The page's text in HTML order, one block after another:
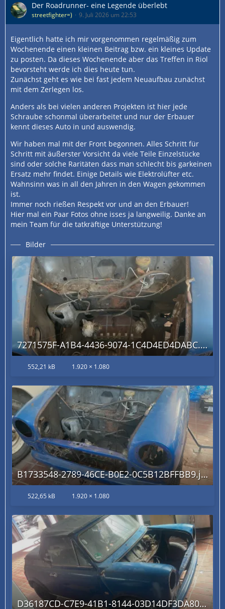
Der Roadrunner- eine Legende überlebt
streetfighter=) 9. Juli 2026 um 22:53
Eigentlich hatte ich mir vorgenommen regelmäßig zum
Wochenende einen kleinen Beitrag bzw. ein kleines Update
zu posten. Da dieses Wochenende aber das Treffen in Riol
bevorsteht werde ich dies heute tun.
Zunächst geht es wie bei fast jedem Neuaufbau zunächst
mit dem Zerlegen los.
Anders als bei vielen anderen Projekten ist hier jede
Schraube schonmal überarbeitet und nur der Erbauer
kennt dieses Auto in und auswendig.
Wir haben mal mit der Front begonnen. Alles Schritt für
Schritt mit äußerster Vorsicht da viele Teile Einzelstücke
sind oder solche Raritäten dass man schlecht bis garkeinen
Ersatz mehr findet. Einige Details wie Elektrolüfter etc.
Wahnsinn was in all den Jahren in den Wagen gekommen
ist.
Immer noch rießen Respekt vor und an den Erbauer!
Hier mal ein Paar Fotos ohne isses ja langweilig. Danke an
mein Team für die tatkräftige Unterstützung!
Bilder
7271575F-A1B4-4436-9074-1C4D4ED4DABC.jpg
552,21 kB 1.920 × 1.080
B1733548-2789-46CE-B0E2-0C5B12BFFBB9.jpg
522,65 kB 1.920 × 1.080
D36187CD-C7E9-41B1-8144-03D14DF3DA80.jpg